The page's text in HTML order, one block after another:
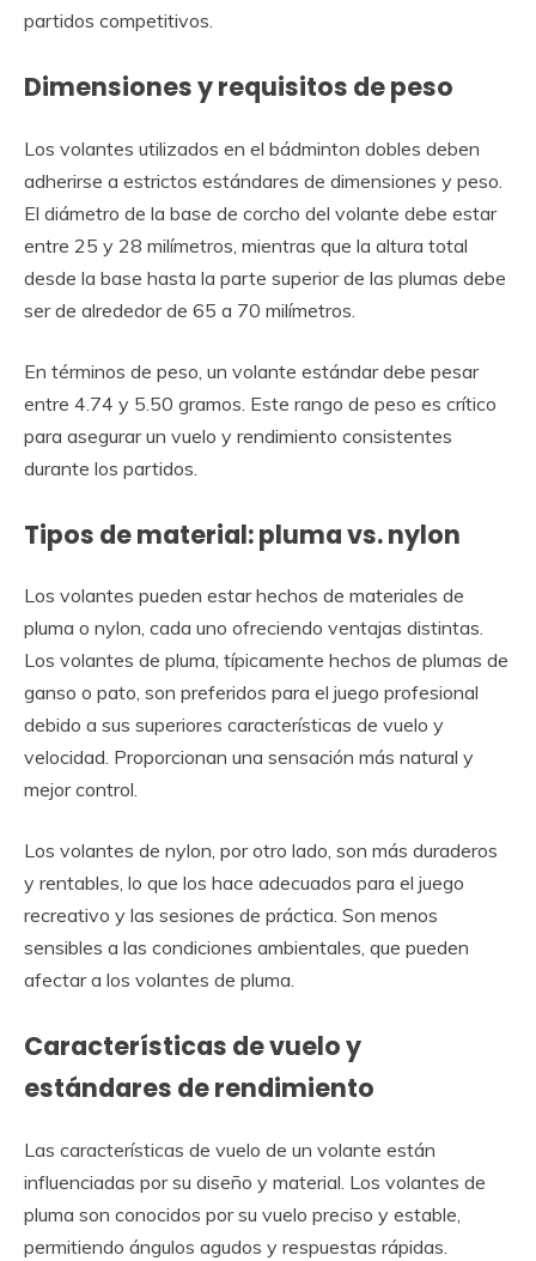
partidos competitivos.
Dimensiones y requisitos de peso
Los volantes utilizados en el bádminton dobles deben
adherirse a estrictos estándares de dimensiones y peso.
El diámetro de la base de corcho del volante debe estar
entre 25 y 28 milímetros, mientras que la altura total
desde la base hasta la parte superior de las plumas debe
ser de alrededor de 65 a 70 milímetros.
En términos de peso, un volante estándar debe pesar
entre 4.74 y 5.50 gramos. Este rango de peso es crítico
para asegurar un vuelo y rendimiento consistentes
durante los partidos.
Tipos de material: pluma vs. nylon
Los volantes pueden estar hechos de materiales de
pluma o nylon, cada uno ofreciendo ventajas distintas.
Los volantes de pluma, típicamente hechos de plumas de
ganso o pato, son preferidos para el juego profesional
debido a sus superiores características de vuelo y
velocidad. Proporcionan una sensación más natural y
mejor control.
Los volantes de nylon, por otro lado, son más duraderos
y rentables, lo que los hace adecuados para el juego
recreativo y las sesiones de práctica. Son menos
sensibles a las condiciones ambientales, que pueden
afectar a los volantes de pluma.
Características de vuelo y
estándares de rendimiento
Las características de vuelo de un volante están
influenciadas por su diseño y material. Los volantes de
pluma son conocidos por su vuelo preciso y estable,
permitiendo ángulos agudos y respuestas rápidas.